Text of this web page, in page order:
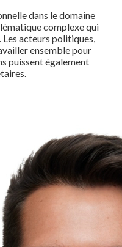
dans le domaine
complexe qui
acteurs politiques,
ensemble pour
puissent également